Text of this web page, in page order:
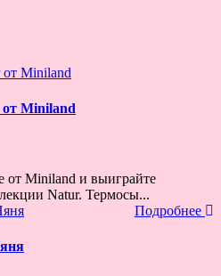
Miniland
от Miniland и выиграйте
Natur. Термосы...
Подробнее